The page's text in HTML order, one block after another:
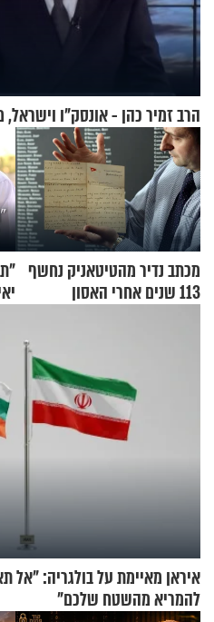
הרב זמיר כהן - אונסק"ו וישראל,
מכתב נדיר מהטיטאניק נחשף
113 שנים אחרי האסון
איראן מאיימת על בולגריה: "אל
להמריא מהשטח שלכם"